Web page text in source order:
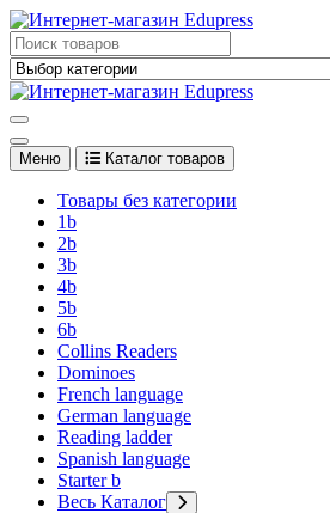
Перейти
к
содержимому
Edupress Uzbekistan, Edupress
английском языке
английском языке
Меню Каталог товаров
Товары без категории
1b
2b
3b
4b
5b
6b
Collins Readers
Dominoes
French language
German language
Reading ladder
Spanish language
Starter b
Весь Каталог